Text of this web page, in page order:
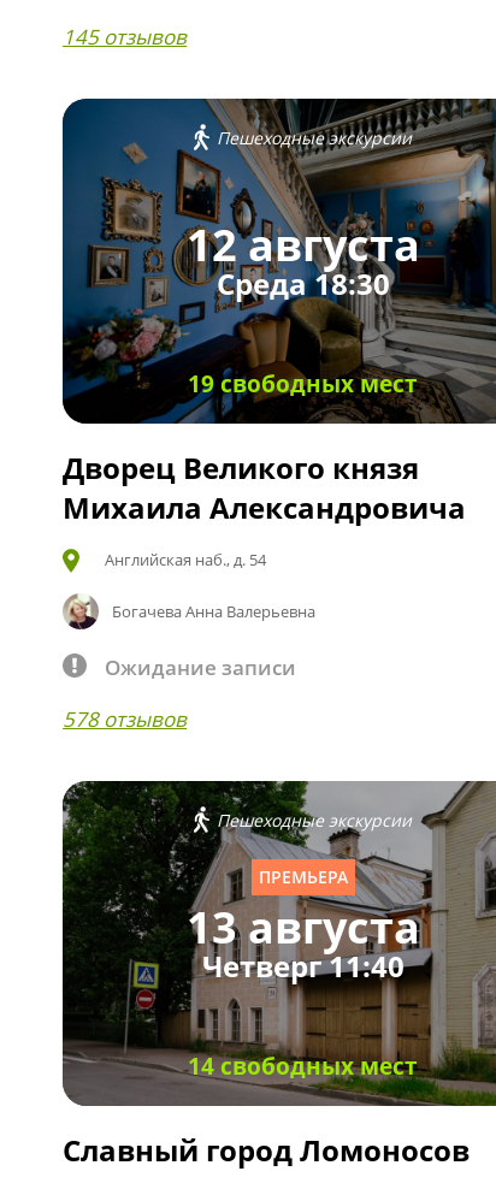
145 отзывов
Пешеходные экскурсии
12 августа
Среда 18:30
19 свободных мест
Дворец Великого князя
Михаила Александровича
Английская наб., д. 54
Богачева Анна Валерьевна
Ожидание записи
578 отзывов
Пешеходные экскурсии
ПРЕМЬЕРА
13 августа
Четверг 11:40
14 свободных мест
Славный город Ломоносов